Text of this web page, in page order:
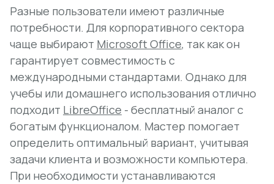
Разные пользователи имеют различные
потребности. Для корпоративного сектора
чаще выбирают Microsoft Office, так как он
гарантирует совместимость с
международными стандартами. Однако для
учебы или домашнего использования отлично
подходит LibreOffice - бесплатный аналог с
богатым функционалом. Мастер помогает
определить оптимальный вариант, учитывая
задачи клиента и возможности компьютера.
При необходимости устанавливаются